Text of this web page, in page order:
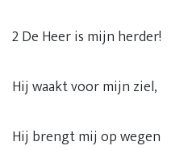
2 De Heer is mijn herder!
Hij waakt voor mijn ziel,
Hij brengt mij op wegen